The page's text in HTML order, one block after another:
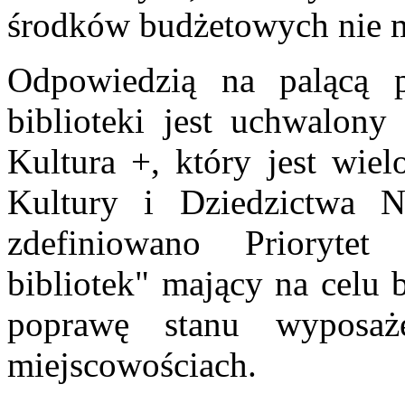
środków budżetowych nie
Odpowiedzią na palącą
biblioteki jest uchwalony
Kultura +, który jest
Kultury i Dziedzictwa
zdefiniowano
bibliotek" mający na celu
poprawę stanu
miejscowościach.